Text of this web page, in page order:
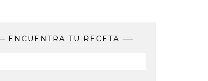
ENCUENTRA TU RECETA